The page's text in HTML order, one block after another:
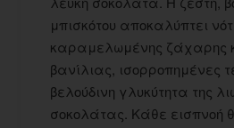
μπισκότου αποκαλύπτει
καραμελωμένης ζάχαρης
βανίλιας, ισορροπημένες
βελούδινη γλυκύτητα της
σοκολάτας. Κάθε εισπνοή